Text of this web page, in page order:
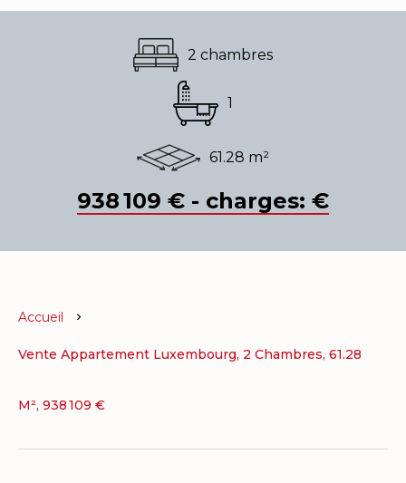
2 chambres
1
61.28 m²
938 109 € - charges: €
Accueil
Vente Appartement Luxembourg, 2 Chambres, 61.28
M², 938 109 €